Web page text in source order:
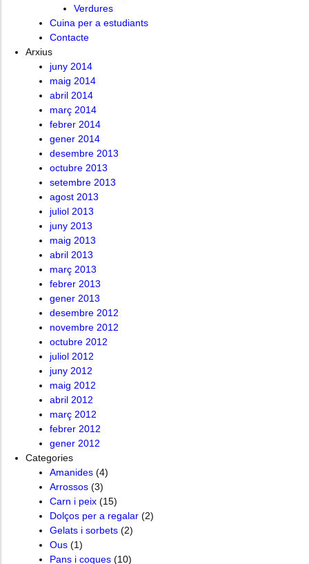
Verdures
Cuina per a estudiants
Contacte
Arxius
juny 2014
maig 2014
abril 2014
març 2014
febrer 2014
gener 2014
desembre 2013
octubre 2013
setembre 2013
agost 2013
juliol 2013
juny 2013
maig 2013
abril 2013
març 2013
febrer 2013
gener 2013
desembre 2012
novembre 2012
octubre 2012
juliol 2012
juny 2012
maig 2012
abril 2012
març 2012
febrer 2012
gener 2012
Categories
Amanides (4)
Arrossos (3)
Carn i peix (15)
Dolços per a regalar (2)
Gelats i sorbets (2)
Ous (1)
Pans i coques (10)